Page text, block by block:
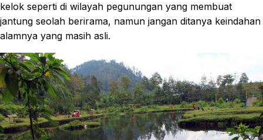
kelok seperti di wilayah pegunungan yang membuat
jantung seolah berirama, namun jangan ditanya keindahan
alamnya yang masih asli.